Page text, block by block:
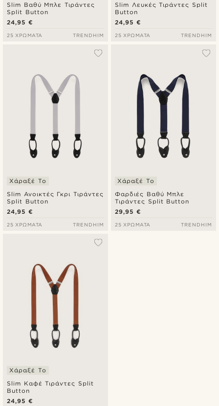
Slim Βαθύ Μπλε Τιράντες
Split Button
24,95 €
25 ΧΡΏΜΑΤΑ TRENDHIM
Slim Λευκές Τιράντες Split
Button
24,95 €
25 ΧΡΏΜΑΤΑ TRENDHIM
Slim Ανοικτές Γκρι Τιράντες
Split Button
Χάραξέ Το
24,95 €
25 ΧΡΏΜΑΤΑ TRENDHIM
Φαρδιές Βαθύ Μπλε
Τιράντες Split Button
Χάραξέ Το
29,95 €
25 ΧΡΏΜΑΤΑ TRENDHIM
Slim Καφέ Τιράντες Split
Button
Χάραξέ Το
24,95 €